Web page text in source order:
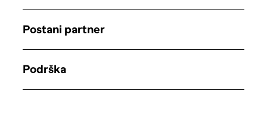
Postani partner
Podrška